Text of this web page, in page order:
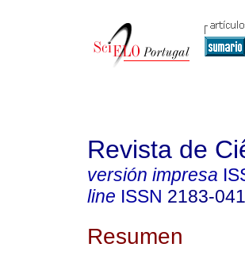
Revista de
versión impresa
line ISSN 2183-
Resumen